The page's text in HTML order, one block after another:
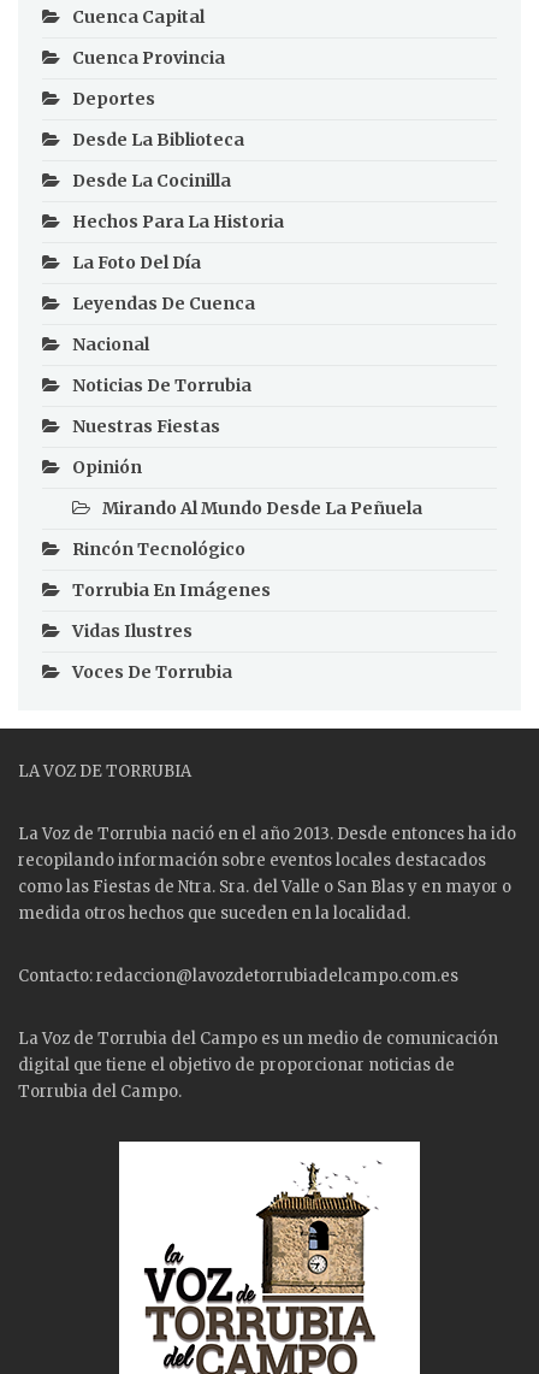
Cuenca Capital
Cuenca Provincia
Deportes
Desde La Biblioteca
Desde La Cocinilla
Hechos Para La Historia
La Foto Del Día
Leyendas De Cuenca
Nacional
Noticias De Torrubia
Nuestras Fiestas
Opinión
Mirando Al Mundo Desde La Peñuela
Rincón Tecnológico
Torrubia En Imágenes
Vidas Ilustres
Voces De Torrubia
LA VOZ DE TORRUBIA
La Voz de Torrubia nació en el año 2013. Desde entonces ha ido
recopilando información sobre eventos locales destacados
como las Fiestas de Ntra. Sra. del Valle o San Blas y en mayor o
medida otros hechos que suceden en la localidad.
Contacto: redaccion@lavozdetorrubiadelcampo.com.es
La Voz de Torrubia del Campo es un medio de comunicación
digital que tiene el objetivo de proporcionar noticias de
Torrubia del Campo.